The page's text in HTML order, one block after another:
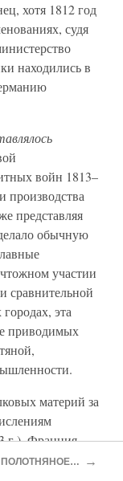
хотя 1812 год
судя
находились в
войн 1813–
производства
представляя
обычную
участии
сравнительной
эта
приводимых
материй за
г.), Франция
1811 и 1812
Глава XXIII ПОЛОТНЯНОЕ И КРУЖЕВНОЕ ПРОИЗВОДСТВА →